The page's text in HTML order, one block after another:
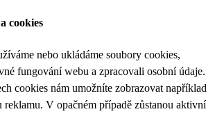
cookies
nebo ukládáme soubory cookies,
fungování webu a zpracovali osobní údaje.
cookies nám umožníte zobrazovat například
reklamu. V opačném případě zůstanou aktivní